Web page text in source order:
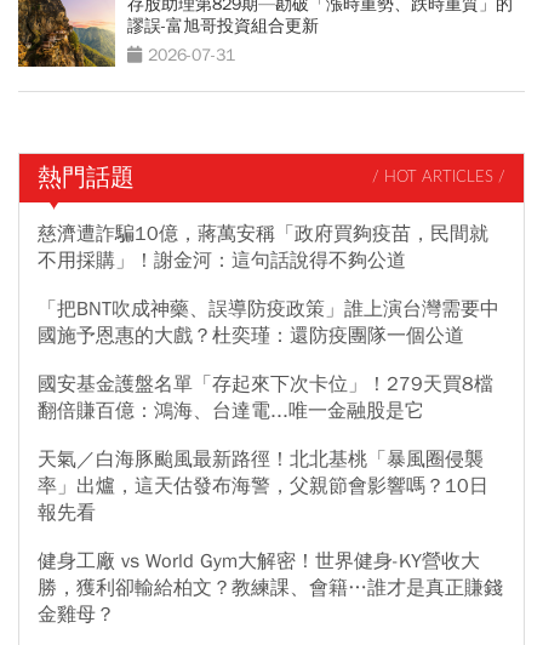
存股助理第829期—勘破「漲時重勢、跌時重質」的
謬誤-富旭哥投資組合更新
2026-07-31
熱門話題 / HOT ARTICLES /
慈濟遭詐騙10億，蔣萬安稱「政府買夠疫苗，民間就
不用採購」！謝金河：這句話說得不夠公道
「把BNT吹成神藥、誤導防疫政策」誰上演台灣需要中
國施予恩惠的大戲？杜奕瑾：還防疫團隊一個公道
國安基金護盤名單「存起來下次卡位」！279天買8檔
翻倍賺百億：鴻海、台達電...唯一金融股是它
天氣／白海豚颱風最新路徑！北北基桃「暴風圈侵襲
率」出爐，這天估發布海警，父親節會影響嗎？10日
報先看
健身工廠 vs World Gym大解密！世界健身-KY營收大
勝，獲利卻輸給柏文？教練課、會籍…誰才是真正賺錢
金雞母？